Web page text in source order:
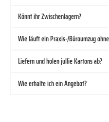
Könnt ihr Zwischenlagern?
Wie läuft ein Praxis-/Büroumzug
Liefern und holen jullie Kartons ab?
Wie erhalte ich ein Angebot?